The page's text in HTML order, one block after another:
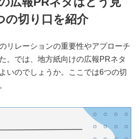
の切り口を紹介
リレーションの重要性やアプローチ
。では、地方紙向けの広報PRネタ
いのでしょうか。ここでは6つの切